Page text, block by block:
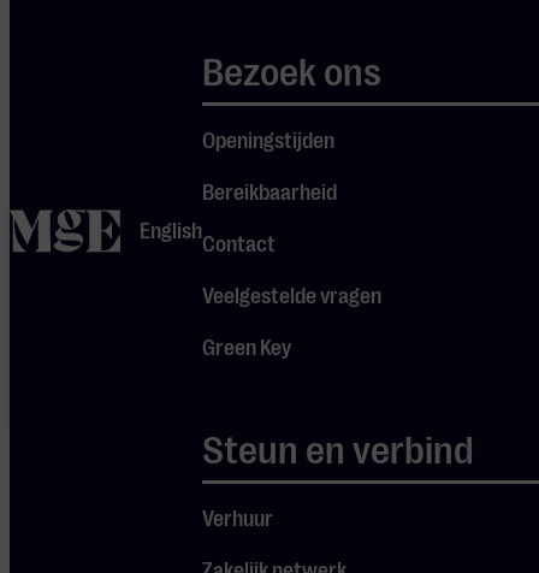
homeEnglish
Bezoek ons
Openingstijden
Bereikbaarheid
Contact
Veelgestelde vragen
Green Key
Steun en verbind
Verhuur
gebruik te maken van
Je cookie
instellingen